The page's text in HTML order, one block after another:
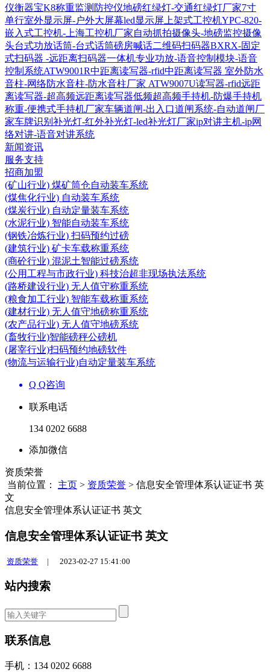
仪衡器宝K8称重监测防控仪地磅红绿灯-交通红绿灯厂家7寸
单行室外显示屏-户外大屏幕led显示屏上架式工控机YPC-820-
嵌入式工控机-上海工控机厂家自动抓拍摄像头-地磅监控摄像
头台式功放话筒-台式话筒磅房喊话二维码扫码器BXRX-固定
式扫码器 -远距离扫码器一体机专业功放-语音控制模块-语音
控制系统ATW9001R中距离读写器-rfid中距离读写器 室外防水
音柱-网络防水音柱-防水音柱厂家 ATW9007U读写器-rfid远距
离读写器-超高频远距离读写器低频超高频手持机-防爆手持机
称重-便携式手持机厂家车辆道闸-出入口道闸系统-自动道闸厂
家车牌识别补光灯-红外补光灯-led补光灯厂家ip对讲主机-ip网
络对讲-语音对讲系统
新闻资讯
服务支持
招商加盟
(矿山行业) 煤矿筒仓自动装车系统
(煤焦化行业) 自动装车系统
(煤炭行业) 自动定量装车系统
(水泥行业) 智能自动装车系统
(钢铁冶炼行业) 扫码预约过磅
(建筑行业) 矿卡车载称重系统
(商砼行业) 混泥土智能过磅系统
(公用工程与市政行业) 科技治超非现场执法系统
(路桥建设行业) 无人值守称重系统
(粮食加工行业) 智能车载称重系统
(建材行业) 无人值守地磅称重系统
(农产品行业) 无人值守地磅系统
(畜牧行业)智能磅秤公磅机
(屠宰行业)扫码预约地磅软件
(物流与运输行业)自动定量装车系统
Q Q咨询
联系电话
134 0202 6688
添加微信
资质荣誉
当前位置： 主页 > 资质荣誉 > 信息安全管理体系认证证书 英
文
信息安全管理体系认证证书 英文
信息安全管理体系认证证书 英文
资质荣誉 | 2023-02-27 15:41:00
站内搜索
联系信息
手机：134 0202 6688